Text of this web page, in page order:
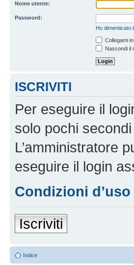
Nome utente:
Password:
Ho dimenticato
Collegami
Nascondi il
ISCRIVITI
Per eseguire il
solo pochi
L’amministratore
eseguire il login
Condizioni d’uso
Iscriviti
Indice